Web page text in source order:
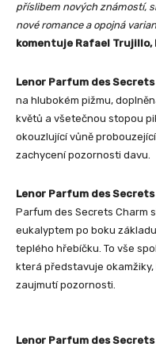
příslibem nových známostí,
nové romance a opojná
komentuje Rafael Trujillo,
Lenor Parfum des
na hlubokém pižmu,
květů a všetečnou stopou
okouzlující vůně
zachycení pozornosti davu.
Lenor Parfum des Secrets
Parfum des Secrets Charm
eukalyptem po boku
teplého hřebíčku. To vše
která představuje
zaujmutí pozornosti.
Lenor Parfum des